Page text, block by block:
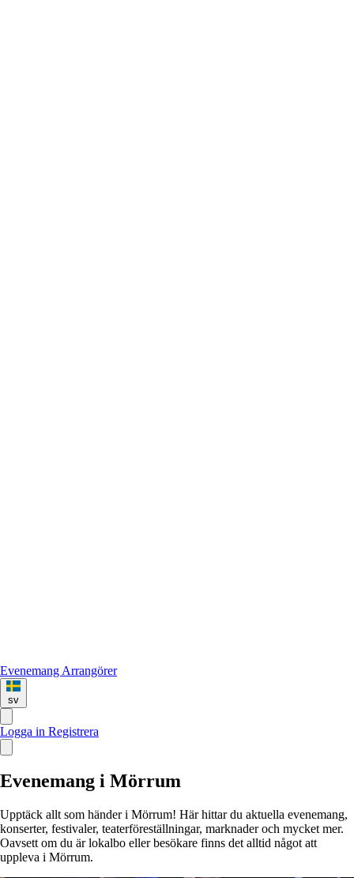
Evenemang Arrangörer
sv
Logga in Registrera
Evenemang i Mörrum
Upptäck allt som händer i Mörrum! Här hittar du aktuella evenemang,
konserter, festivaler, teaterföreställningar, marknader och mycket mer.
Oavsett om du är lokalbo eller besökare finns det alltid något att
uppleva i Mörrum.